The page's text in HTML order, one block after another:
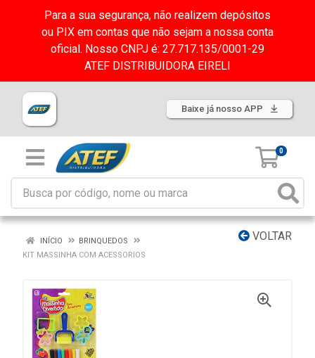
Para a sua segurança, não realizem depósitos
ou PIX em contas que não sejam a nossa conta
oficial. Nosso CNPJ é: 27.717.135/0001-29
ATEF DISTRIBUIDORA EIRELI
Baixe já nosso APP
0
VOLTAR
INÍCIO
BRINQUEDOS
KIT MASSINHA COM ACESSORIOS